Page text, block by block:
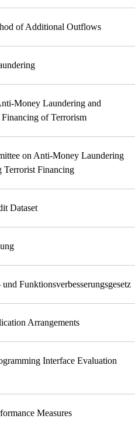
of Additional Outflows
Money Laundering and
of Terrorism
on Anti-Money Laundering
Terrorist Financing
Dataset
Funktionsverbesserungsgesetz
Arrangements
Interface Evaluation
Measures